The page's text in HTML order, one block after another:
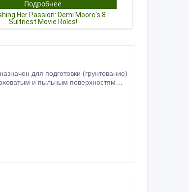
для подготовки (грунтование)